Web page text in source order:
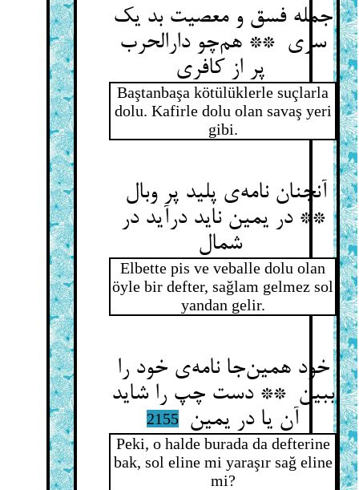
جمله فسق و معصیت بد یک
سری ** هم‌چو دارالحرب
پر از کافری
Baştanbaşa kötülüklerle suçlarla
dolu. Kafirle dolu olan savaş yeri
gibi.
آنچنان نامه‌ی پلید پر وبال
** در یمین ناید درآید در
شمال
Elbette pis ve veballe dolu olan
öyle bir defter, sağlam gelmez sol
yandan gelir.
خود همین‌جا نامه‌ی خود را
ببین ** دست چپ را شاید
آن یا در یمین
2155
Peki, o halde burada da defterine
bak, sol eline mi yaraşır sağ eline
mi?